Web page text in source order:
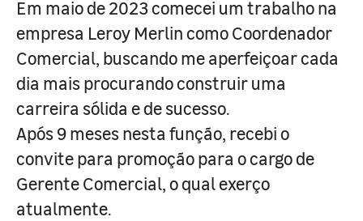
Em maio de 2023 comecei um trabalho na
empresa Leroy Merlin como Coordenador
Comercial, buscando me aperfeiçoar cada
dia mais procurando construir uma
carreira sólida e de sucesso.
Após 9 meses nesta função, recebi o
convite para promoção para o cargo de
Gerente Comercial, o qual exerço
atualmente.